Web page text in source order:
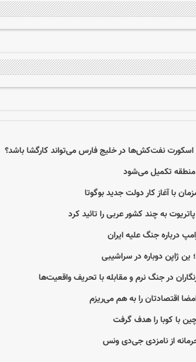
اسکورت نفت‌کش‌ها در خلیج فارس می‌تواند کارگشا باشد؟
منطقه تکمیل می‌شود
با آغاز کار دولت جدید بوگوتا
درباره جنگ علیه ایران
ژاپن دوباره در سراشیبی
در جنگ نرم و مقابله با تحریف واقعیت‌ها
اقتصادتان را به هم می‌ریزم
با کوبا را هدف گرفت